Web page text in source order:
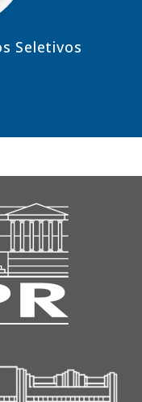
Seletivos